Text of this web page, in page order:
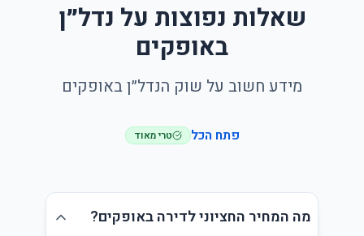
שאלות נפוצות על נדל״ן
באופקים
מידע חשוב על שוק הנדל״ן באופקים
פתח הכל טרי מאוד
מה המחיר החציוני לדירה באופקים?